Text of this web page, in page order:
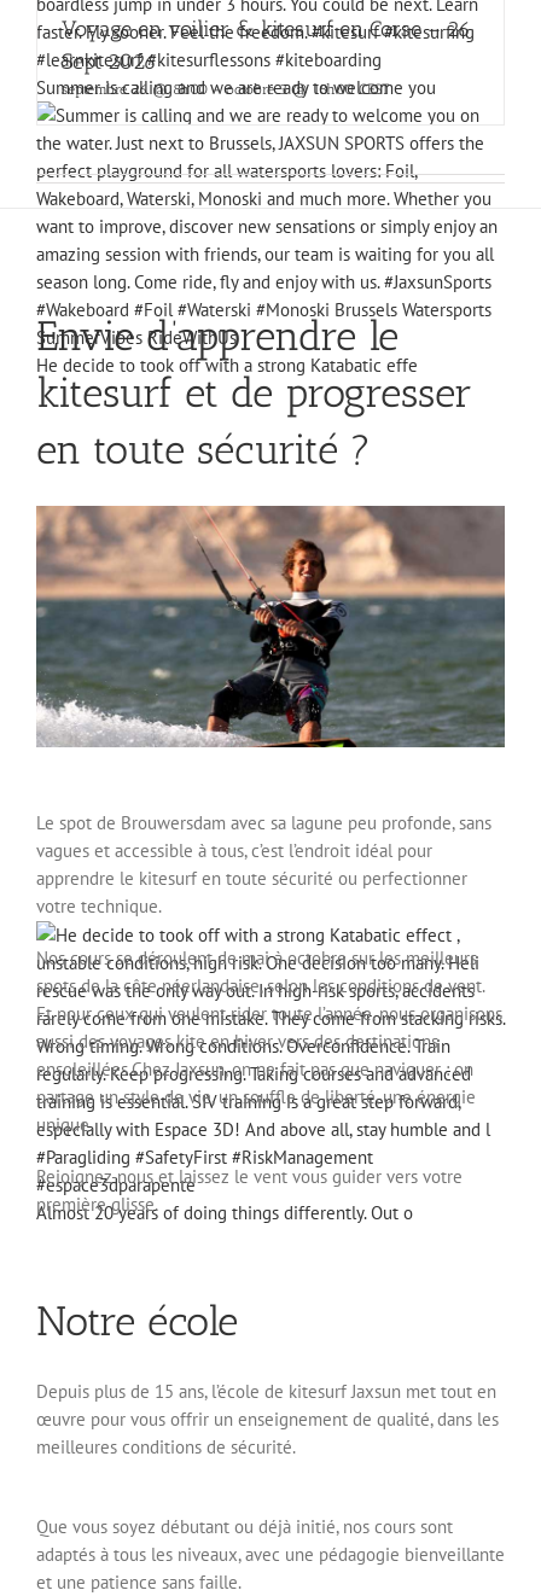
Summer is calling and we are ready to welcome you
He decide to took off with a strong Katabatic effe
Almost 20 years of doing things differently. Out o
Voyage en voilier & kitesurf en Corse – 26
Sept 2026
septembre 26 @ 8h00 - octobre 3 @ 18h00 CEST
Envie d’apprendre le
kitesurf et de progresser
en toute sécurité ?
Le spot de Brouwersdam avec sa lagune peu profonde, sans
vagues et accessible à tous, c’est l’endroit idéal pour
apprendre le kitesurf en toute sécurité ou perfectionner
votre technique.
Nos cours se déroulent de mai à octobre sur les meilleurs
spots de la côte néerlandaise, selon les conditions de vent.
Et pour ceux qui veulent rider toute l’année, nous organisons
aussi des voyages kite en hiver vers des destinations
ensoleillées.Chez Jaxsun, on ne fait pas que naviguer : on
partage un style de vie, un souffle de liberté, une énergie
unique.
Rejoignez-nous et laissez le vent vous guider vers votre
première glisse.
Notre école
Depuis plus de 15 ans, l’école de kitesurf Jaxsun met tout en
œuvre pour vous offrir un enseignement de qualité, dans les
Que vous soyez débutant ou déjà initié, nos cours sont
adaptés à tous les niveaux, avec une pédagogie bienveillante